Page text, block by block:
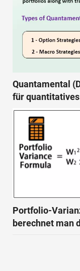
Quantamental
für
Portfolio-
berechnet man